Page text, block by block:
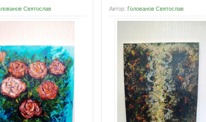
Святослав Автор: Голованов Святослав